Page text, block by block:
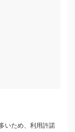
いため、利用許諾